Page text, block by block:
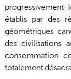
progressivement
établis par des
géométriques
des civilisations
consommation
totalement